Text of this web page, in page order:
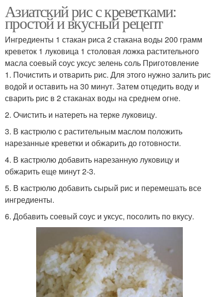
Азиатский рис с креветками:
простой и вкусный рецепт
Ингредиенты 1 стакан риса 2 стакана воды 200 грамм
креветок 1 луковица 1 столовая ложка растительного
масла соевый соус уксус зелень соль Приготовление
1. Почистить и отварить рис. Для этого нужно залить рис
водой и оставить на 30 минут. Затем отцедить воду и
сварить рис в 2 стаканах воды на среднем огне.
2. Очистить и натереть на терке луковицу.
3. В кастрюлю с растительным маслом положить
нарезанные креветки и обжарить до готовности.
4. В кастрюлю добавить нарезанную луковицу и
обжарить еще минут 2-3.
5. В кастрюлю добавить сырый рис и перемешать все
ингредиенты.
6. Добавить соевый соус и уксус, посолить по вкусу.